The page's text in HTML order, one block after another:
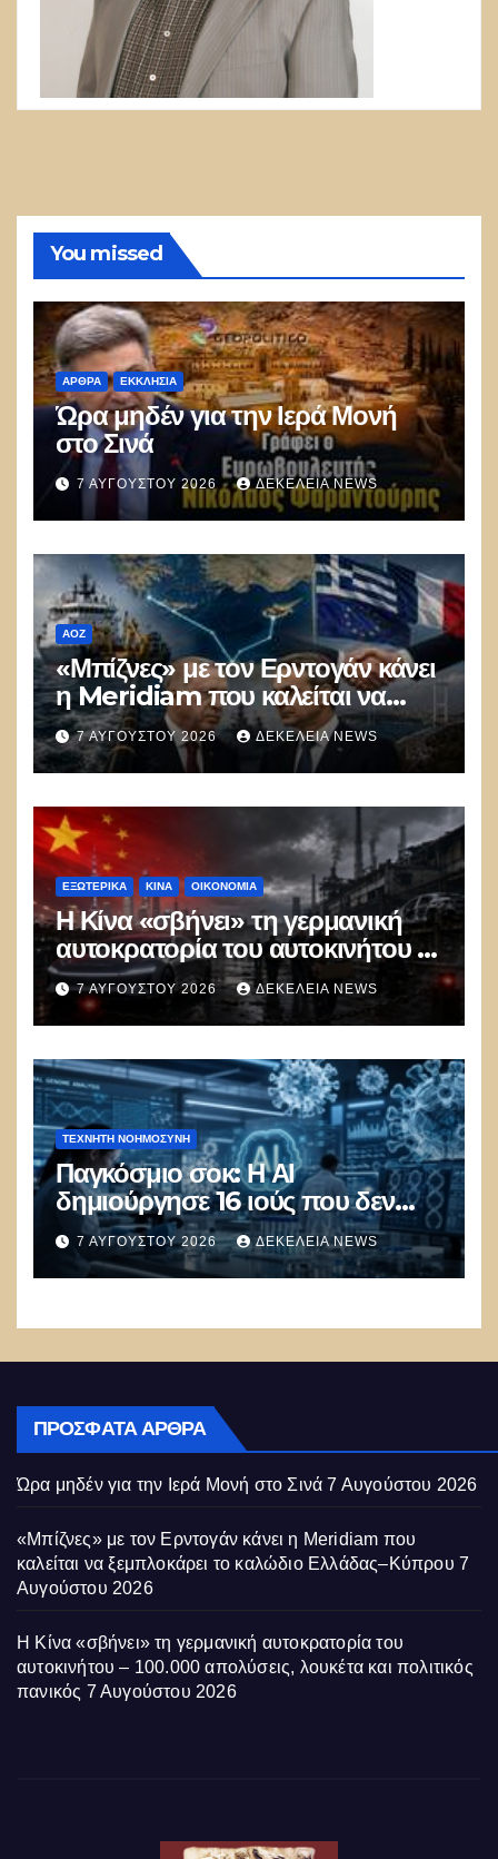
You missed
ΑΡΘΡΑ ΕΚΚΛΗΣΊΑ
Ώρα μηδέν για την Ιερά Μονή
στο Σινά
7 ΑΥΓΟΎΣΤΟΥ 2026 ΔΕΚΈΛΕΙΑ NEWS
ΑΟΖ
«Μπίζνες» με τον Ερντογάν κάνει
η Meridiam που καλείται να
ξεμπλοκάρει το καλώδιο
Ελλάδας–Κύπρου
7 ΑΥΓΟΎΣΤΟΥ 2026 ΔΕΚΈΛΕΙΑ NEWS
ΕΞΩΤΕΡΙΚΑ ΚΊΝΑ ΟΙΚΟΝΟΜΙΑ
Η Κίνα «σβήνει» τη γερμανική
αυτοκρατορία του αυτοκινήτου –
100.000 απολύσεις, λουκέτα και
πολιτικός πανικός
7 ΑΥΓΟΎΣΤΟΥ 2026 ΔΕΚΈΛΕΙΑ NEWS
ΤΕΧΝΗΤΉ ΝΟΗΜΟΣΎΝΗ
Παγκόσμιο σοκ: Η ΑΙ
δημιούργησε 16 ιούς που δεν
υπάρχουν στη φύση –
Συναγερμός: Ο εφιάλτης μόλις
άρχισε
7 ΑΥΓΟΎΣΤΟΥ 2026 ΔΕΚΈΛΕΙΑ NEWS
ΠΡΌΣΦΑΤΑ ΆΡΘΡΑ
Ώρα μηδέν για την Ιερά Μονή στο Σινά 7 Αυγούστου 2026
«Μπίζνες» με τον Ερντογάν κάνει η Meridiam που
καλείται να ξεμπλοκάρει το καλώδιο Ελλάδας–Κύπρου 7
Αυγούστου 2026
Η Κίνα «σβήνει» τη γερμανική αυτοκρατορία του
αυτοκινήτου – 100.000 απολύσεις, λουκέτα και πολιτικός
πανικός 7 Αυγούστου 2026